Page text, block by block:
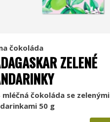
čokoláda
ZELENÉ
mléčná čokoláda se zelenými
50 g